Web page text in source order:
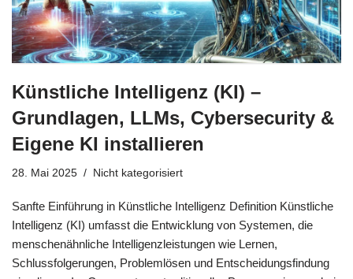
Künstliche Intelligenz (KI) –
Grundlagen, LLMs, Cybersecurity &
Eigene KI installieren
28. Mai 2025 Nicht kategorisiert
Sanfte Einführung in Künstliche Intelligenz Definition Künstliche
Intelligenz (KI) umfasst die Entwicklung von Systemen, die
menschenähnliche Intelligenzleistungen wie Lernen,
Schlussfolgerungen, Problemlösen und Entscheidungsfindung